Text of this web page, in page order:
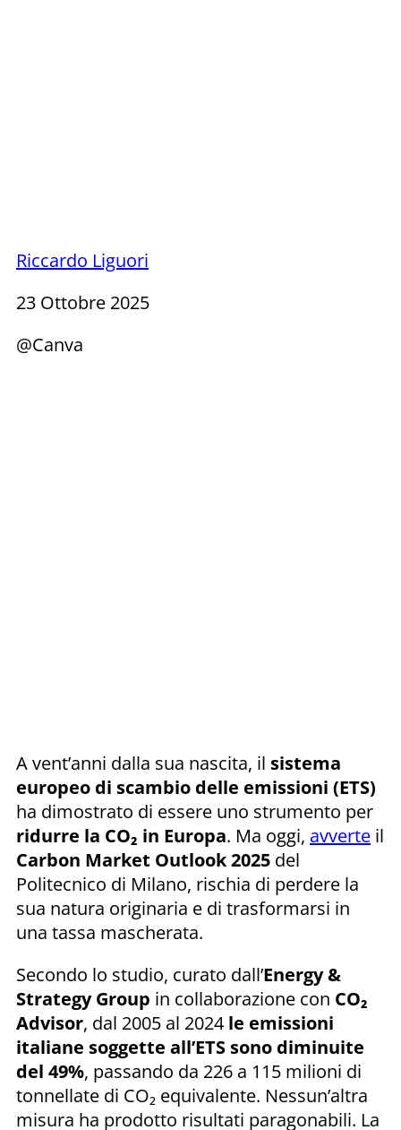
Riccardo Liguori
23 Ottobre 2025
@Canva
A vent’anni dalla sua nascita, il sistema
europeo di scambio delle emissioni (ETS)
ha dimostrato di essere uno strumento per
ridurre la CO₂ in Europa. Ma oggi, avverte il
Carbon Market Outlook 2025 del
Politecnico di Milano, rischia di perdere la
sua natura originaria e di trasformarsi in
una tassa mascherata.
Secondo lo studio, curato dall’Energy &
Strategy Group in collaborazione con CO₂
Advisor, dal 2005 al 2024 le emissioni
italiane soggette all’ETS sono diminuite
del 49%, passando da 226 a 115 milioni di
tonnellate di CO₂ equivalente. Nessun’altra
misura ha prodotto risultati paragonabili. La